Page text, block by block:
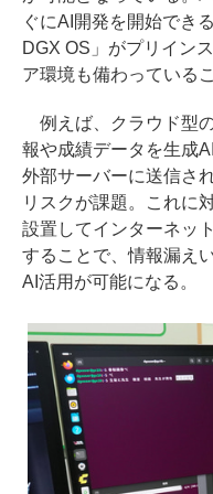
ぐにAI開発を開始でき
DGX OS」がプリイン
ア環境も備わっている
例えば、クラウド型
報や成績データを生成
外部サーバーに送信さ
リスクが課題。これに
設置してインターネッ
することで、情報漏え
AI活用が可能になる。